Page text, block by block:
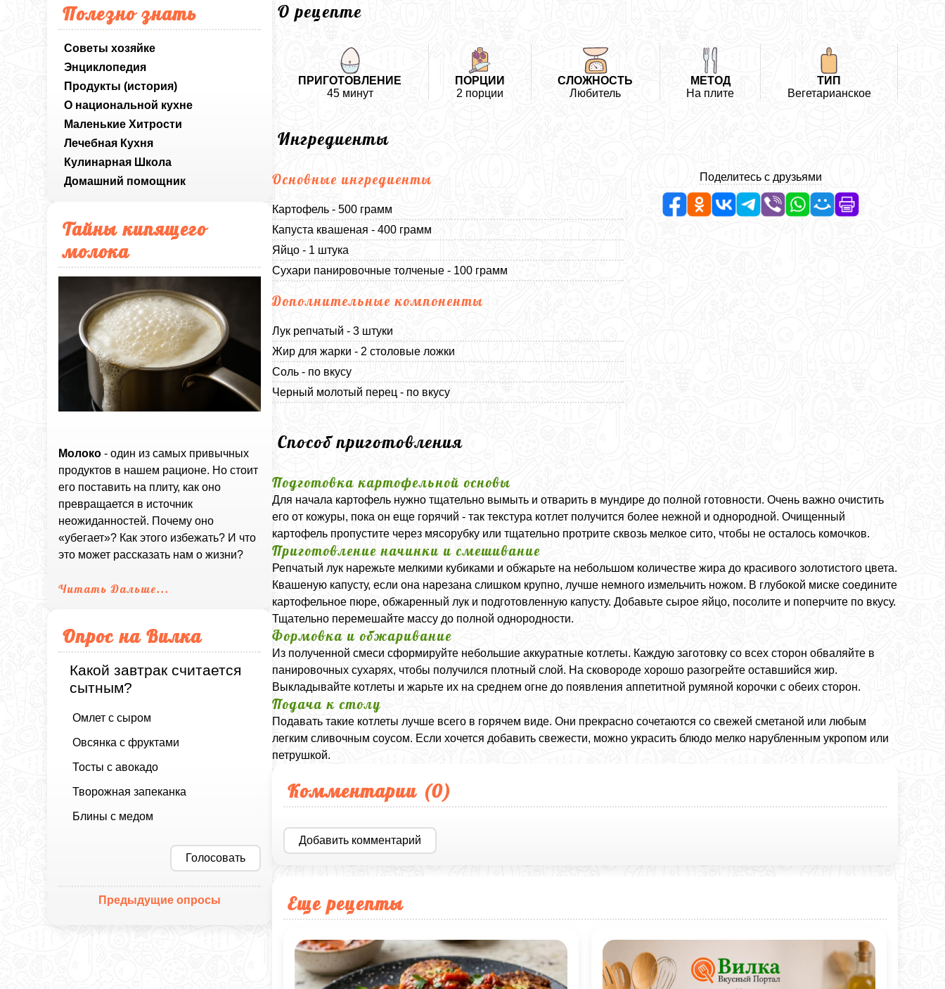
Полезно знать
Советы хозяйке
Энциклопедия
Продукты (история)
О национальной кухне
Маленькие Хитрости
Лечебная Кухня
Кулинарная Школа
Домашний помощник
Тайны кипящего
молока
Молоко - один из самых привычных
продуктов в нашем рационе. Но стоит
его поставить на плиту, как оно
превращается в источник
неожиданностей. Почему оно
«убегает»? Как этого избежать? И что
это может рассказать нам о жизни?
Читать Дальше...
Опрос на Вилка
Какой завтрак считается
сытным?
Омлет с сыром
Овсянка с фруктами
Тосты с авокадо
Творожная запеканка
Блины с медом
Голосовать
Предыдущие опросы
О рецепте
ПРИГОТОВЛЕНИЕ
45 минут
ПОРЦИИ
2 порции
СЛОЖНОСТЬ
Любитель
МЕТОД
На плите
ТИП
Вегетарианское
Ингредиенты
Основные ингредиенты
Картофель - 500 грамм
Капуста квашеная - 400 грамм
Яйцо - 1 штука
Сухари панировочные толченые - 100 грамм
Дополнительные компоненты
Лук репчатый - 3 штуки
Жир для жарки - 2 столовые ложки
Соль - по вкусу
Черный молотый перец - по вкусу
Поделитесь с друзьями
Способ приготовления
Подготовка картофельной основы
Для начала картофель нужно тщательно вымыть и отварить в мундире до полной готовности. Очень важно очистить
его от кожуры, пока он еще горячий - так текстура котлет получится более нежной и однородной. Очищенный
картофель пропустите через мясорубку или тщательно протрите сквозь мелкое сито, чтобы не осталось комочков.
Приготовление начинки и смешивание
Репчатый лук нарежьте мелкими кубиками и обжарьте на небольшом количестве жира до красивого золотистого цвета.
Квашеную капусту, если она нарезана слишком крупно, лучше немного измельчить ножом. В глубокой миске соедините
картофельное пюре, обжаренный лук и подготовленную капусту. Добавьте сырое яйцо, посолите и поперчите по вкусу.
Тщательно перемешайте массу до полной однородности.
Формовка и обжаривание
Из полученной смеси сформируйте небольшие аккуратные котлеты. Каждую заготовку со всех сторон обваляйте в
панировочных сухарях, чтобы получился плотный слой. На сковороде хорошо разогрейте оставшийся жир.
Выкладывайте котлеты и жарьте их на среднем огне до появления аппетитной румяной корочки с обеих сторон.
Подача к столу
Подавать такие котлеты лучше всего в горячем виде. Они прекрасно сочетаются со свежей сметаной или любым
легким сливочным соусом. Если хочется добавить свежести, можно украсить блюдо мелко нарубленным укропом или
петрушкой.
Комментарии (0)
Добавить комментарий
Еще рецепты